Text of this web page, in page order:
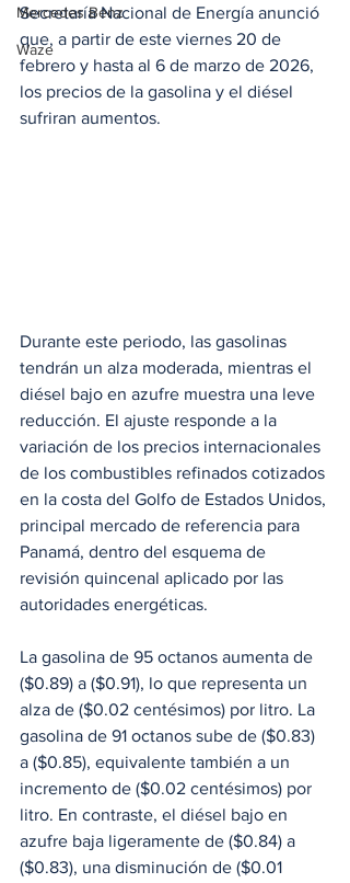
Mercedes Benz
Waze
Secretaría Nacional de Energía anunció
que, a partir de este viernes 20 de
febrero y hasta al 6 de marzo de 2026,
los precios de la gasolina y el diésel
sufriran aumentos.
Durante este periodo, las gasolinas
tendrán un alza moderada, mientras el
diésel bajo en azufre muestra una leve
reducción. El ajuste responde a la
variación de los precios internacionales
de los combustibles refinados cotizados
en la costa del Golfo de Estados Unidos,
principal mercado de referencia para
Panamá, dentro del esquema de
revisión quincenal aplicado por las
autoridades energéticas.
La gasolina de 95 octanos aumenta de
($0.89) a ($0.91), lo que representa un
alza de ($0.02 centésimos) por litro. La
gasolina de 91 octanos sube de ($0.83)
a ($0.85), equivalente también a un
incremento de ($0.02 centésimos) por
litro. En contraste, el diésel bajo en
azufre baja ligeramente de ($0.84) a
($0.83), una disminución de ($0.01